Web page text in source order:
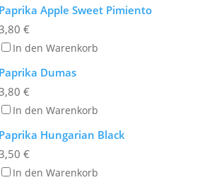
Paprika Apple Sweet Pimiento
€
In den Warenkorb
Paprika Dumas
€
In den Warenkorb
Paprika Hungarian Black
€
In den Warenkorb